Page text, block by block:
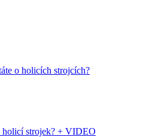
o holicích strojcích?
holicí strojek? + VIDEO